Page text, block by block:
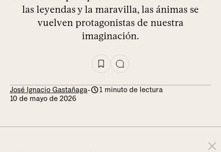
las leyendas y la maravilla, las ánimas se
vuelven protagonistas de nuestra
imaginación.
José Ignacio Gastañaga-
1 minuto de lectura
10 de mayo de 2026